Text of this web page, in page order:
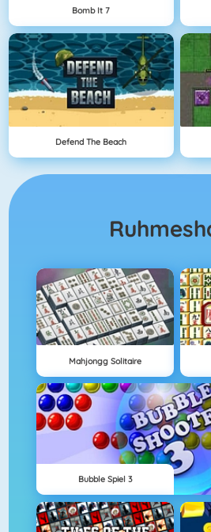
Bomb It 7
Defend The Beach
Mahjongg Solitaire
Bubble Spiel 3